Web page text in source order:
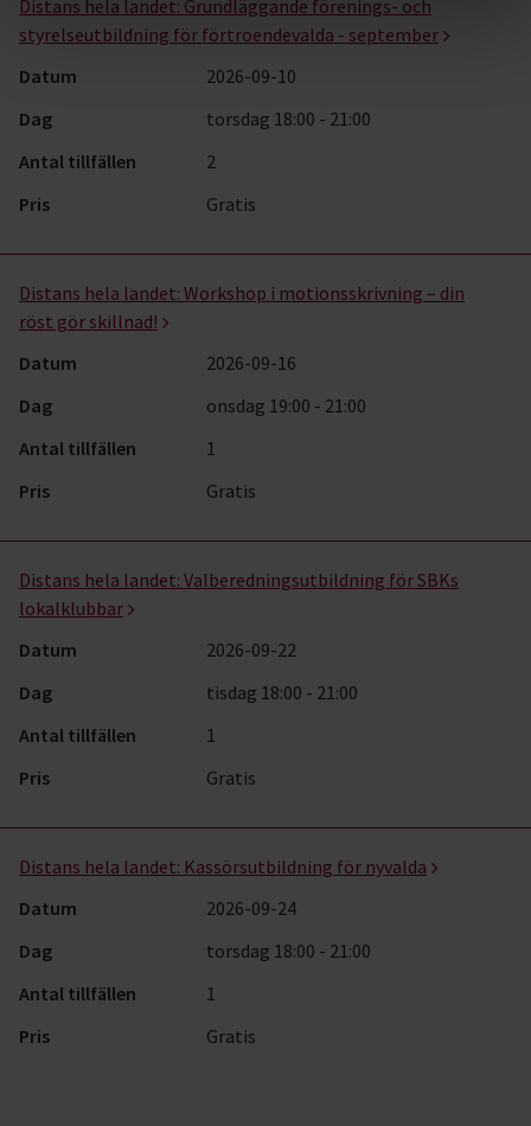
Distans hela landet: Grundläggande förenings- och
styrelseutbildning för förtroendevalda - september
Datum
2026-09-10
Dag
torsdag 18:00 - 21:00
Antal tillfällen
2
Pris
Gratis
Distans hela landet: Workshop i motionsskrivning – din
röst gör skillnad!
Datum
2026-09-16
Dag
onsdag 19:00 - 21:00
Antal tillfällen
1
Pris
Gratis
Distans hela landet: Valberedningsutbildning för SBKs
lokalklubbar
Datum
2026-09-22
Dag
tisdag 18:00 - 21:00
Antal tillfällen
1
Pris
Gratis
Distans hela landet: Kassörsutbildning för nyvalda
Datum
2026-09-24
Dag
torsdag 18:00 - 21:00
Antal tillfällen
1
Pris
Gratis